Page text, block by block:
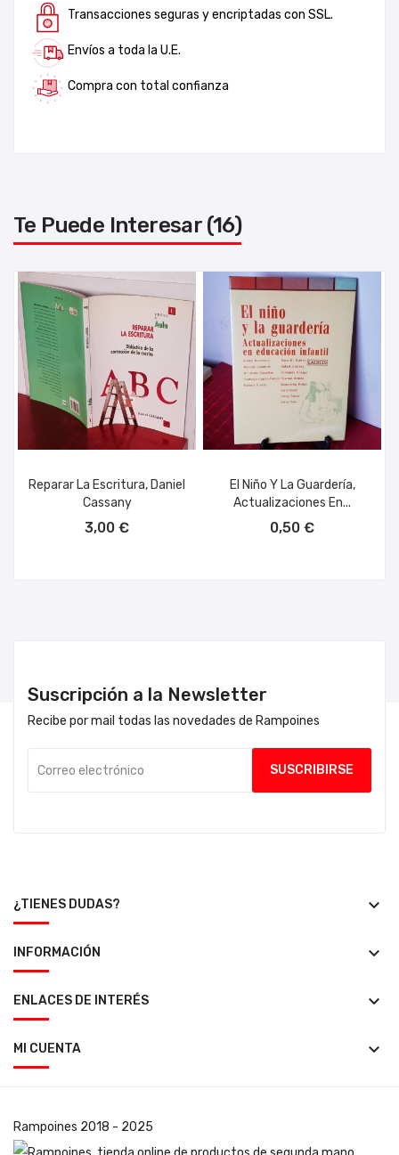
Transacciones seguras y encriptadas con SSL.
Envíos a toda la U.E.
Compra con total confianza
Te Puede Interesar (16)
Reparar La Escritura, Daniel
Cassany
3,00 €
El Niño Y La Guardería,
Actualizaciones En...
0,50 €
Suscripción a la Newsletter
Recibe por mail todas las novedades de Rampoines
¿TIENES DUDAS? keyboard_arrow_down
INFORMACIÓN keyboard_arrow_down
ENLACES DE INTERÉS keyboard_arrow_down
MI CUENTA keyboard_arrow_down
Rampoines 2018 - 2025